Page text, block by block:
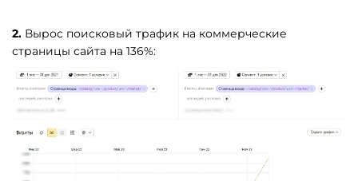
2. Вырос поисковый трафик на коммерческие
страницы сайта на 136%: